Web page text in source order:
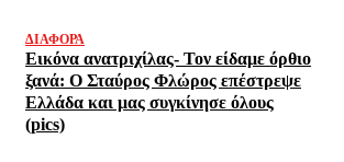
ΔΙΆΦΟΡΑ
Εικόνα ανατριχίλας- Τον είδαμε όρθιο
ξανά: Ο Σταύρος Φλώρος επέστρεψε
Ελλάδα και μας συγκίνησε όλους
(pics)